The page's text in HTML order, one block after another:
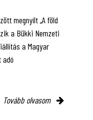
megnyílt „A föld
a Bükki Nemzeti
a Magyar
adó
Tovább olvasom